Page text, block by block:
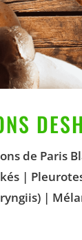
de Paris
|
|